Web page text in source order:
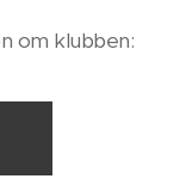
om klubben: